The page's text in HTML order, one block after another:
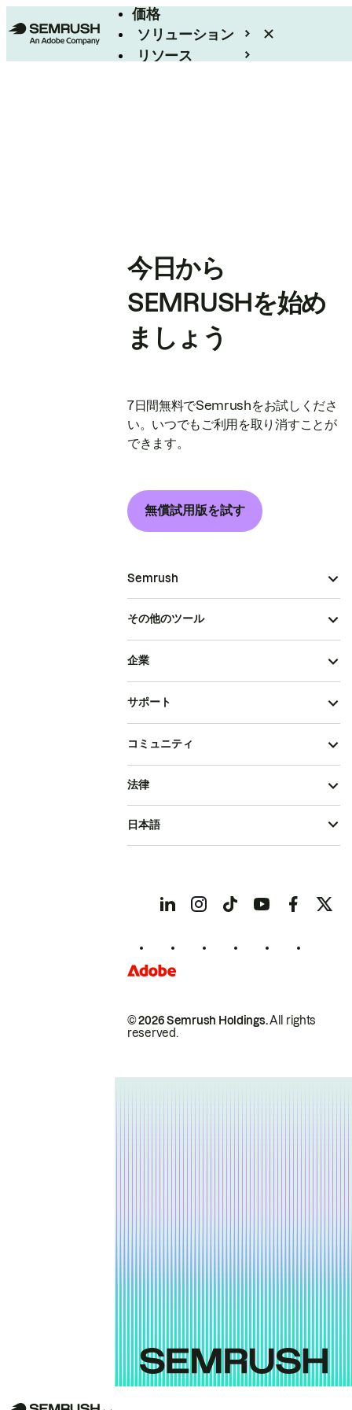
価格
ソリューション
リソース
今日から
SEMRUSHを始め
ましょう
7日間無料でSemrushをお試しくださ
い。いつでもご利用を取り消すことが
できます。
無償試用版を試す
Semrush
その他のツール
企業
サポート
コミュニティ
© 2026 Semrush Holdings.All rights
reserved.
法律
日本語